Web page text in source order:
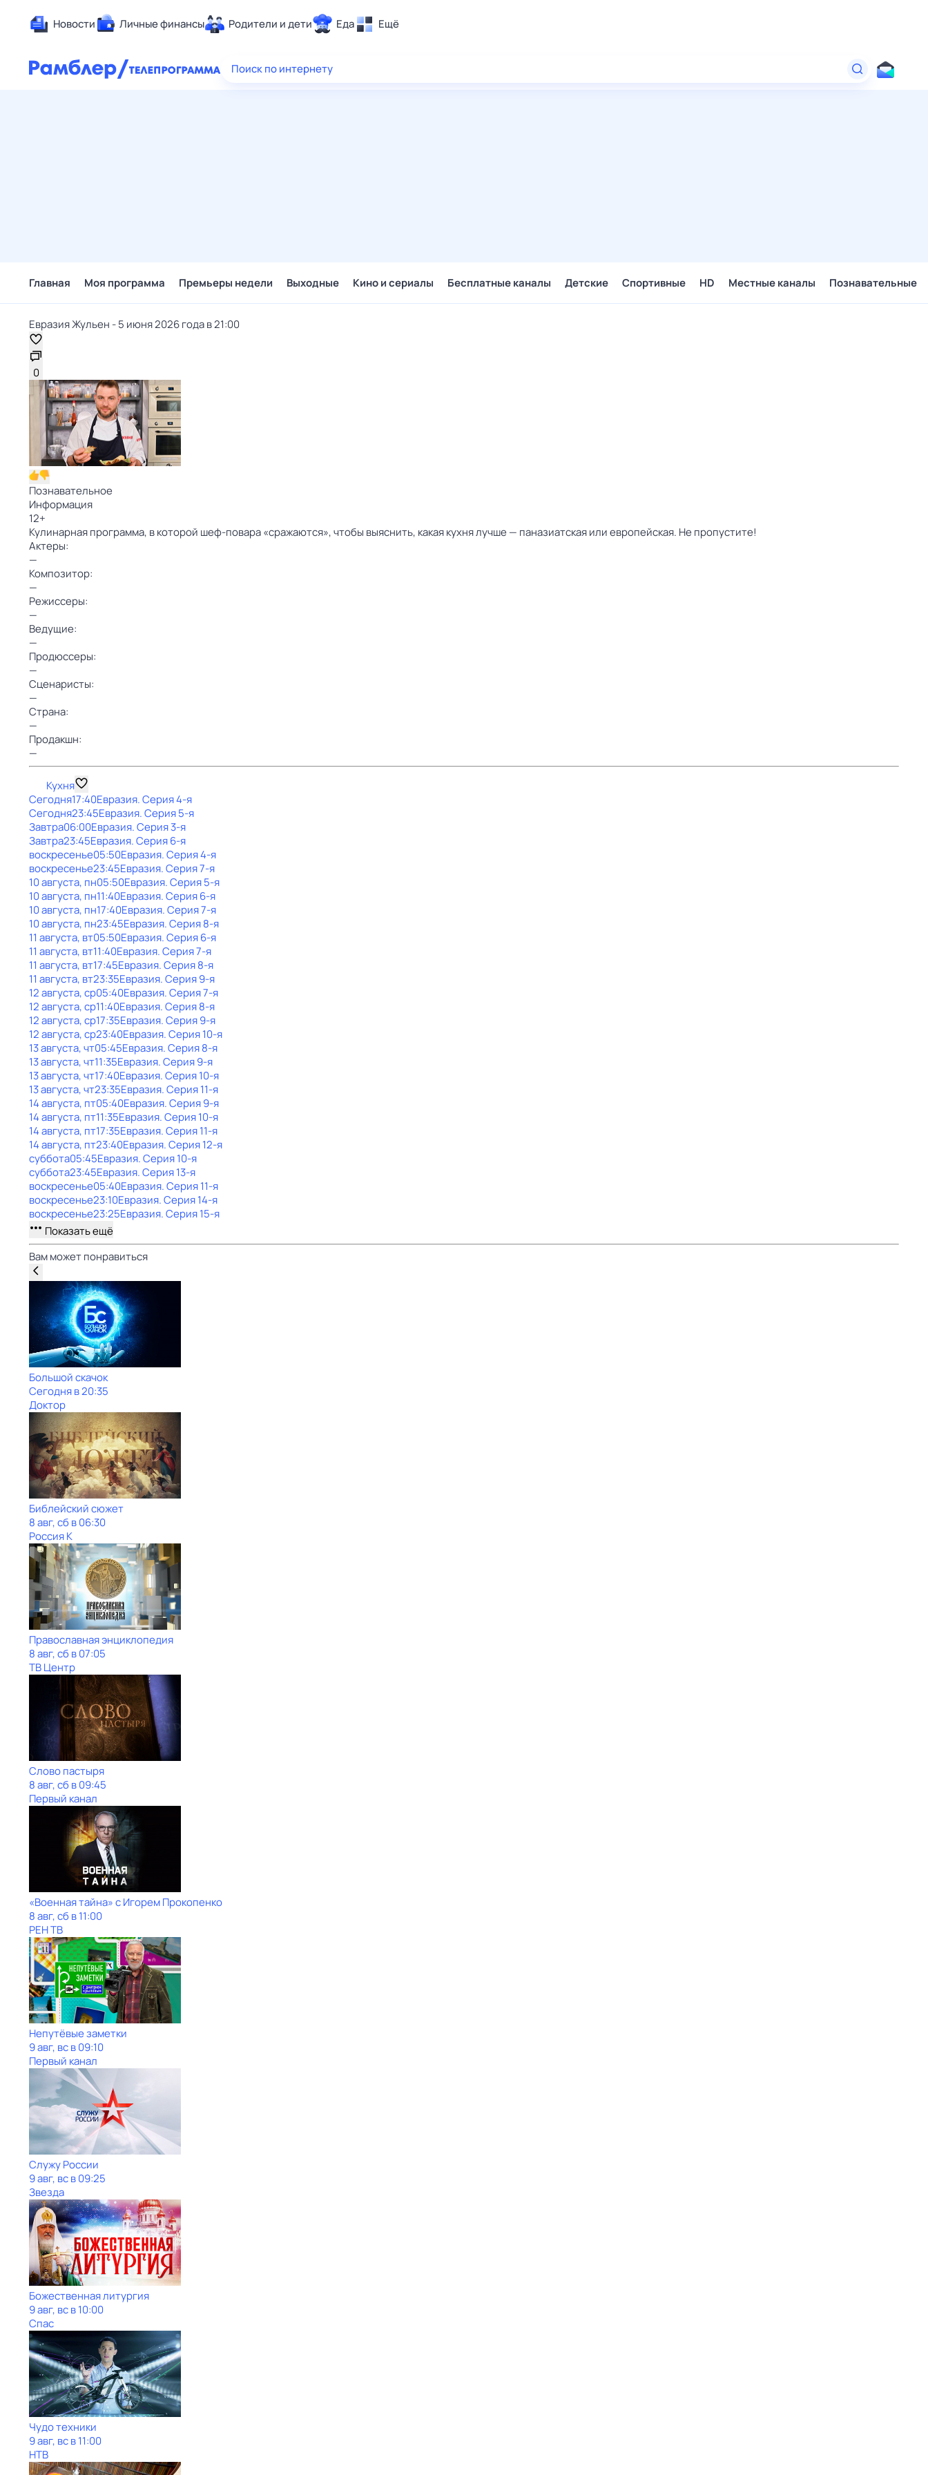
Новости Личные финансы Родители и дети Еда Ещё
Здоровье
Поиск по интернету
Главная Моя программа Премьеры недели Выходные Кино и сериалы Бесплатные каналы Детские Спортивные HD Местные каналы Познавательные
Евразия Жульен - 5 июня 2026 года в 21:00
0
Познавательное
Информация
12+
Кулинарная программа, в которой шеф-повара «сражаются», чтобы выяснить, какая кухня лучше — паназиатская или европейская. Не пропустите!
Актеры:
—
Композитор:
—
Режиссеры:
—
Ведущие:
—
Продюссеры:
—
Сценаристы:
—
Страна:
—
Продакшн:
—
Кухня
Сегодня17:40Евразия. Серия 4-я
Сегодня23:45Евразия. Серия 5-я
Завтра06:00Евразия. Серия 3-я
Завтра23:45Евразия. Серия 6-я
воскресенье05:50Евразия. Серия 4-я
воскресенье23:45Евразия. Серия 7-я
10 августа, пн05:50Евразия. Серия 5-я
10 августа, пн11:40Евразия. Серия 6-я
10 августа, пн17:40Евразия. Серия 7-я
10 августа, пн23:45Евразия. Серия 8-я
11 августа, вт05:50Евразия. Серия 6-я
11 августа, вт11:40Евразия. Серия 7-я
11 августа, вт17:45Евразия. Серия 8-я
11 августа, вт23:35Евразия. Серия 9-я
12 августа, ср05:40Евразия. Серия 7-я
12 августа, ср11:40Евразия. Серия 8-я
12 августа, ср17:35Евразия. Серия 9-я
12 августа, ср23:40Евразия. Серия 10-я
13 августа, чт05:45Евразия. Серия 8-я
13 августа, чт11:35Евразия. Серия 9-я
13 августа, чт17:40Евразия. Серия 10-я
13 августа, чт23:35Евразия. Серия 11-я
14 августа, пт05:40Евразия. Серия 9-я
14 августа, пт11:35Евразия. Серия 10-я
14 августа, пт17:35Евразия. Серия 11-я
14 августа, пт23:40Евразия. Серия 12-я
суббота05:45Евразия. Серия 10-я
суббота23:45Евразия. Серия 13-я
воскресенье05:40Евразия. Серия 11-я
воскресенье23:10Евразия. Серия 14-я
воскресенье23:25Евразия. Серия 15-я
Показать ещё
Вам может понравиться
Большой скачок
Сегодня в 20:35
Доктор
Библейский сюжет
8 авг, сб в 06:30
Россия К
Православная энциклопедия
8 авг, сб в 07:05
ТВ Центр
Слово пастыря
8 авг, сб в 09:45
Первый канал
«Военная тайна» с Игорем Прокопенко
8 авг, сб в 11:00
РЕН ТВ
Непутёвые заметки
9 авг, вс в 09:10
Первый канал
Служу Рoсcии
9 авг, вс в 09:25
Звезда
Божественная литургия
9 авг, вс в 10:00
Спас
Чудо техники
9 авг, вс в 11:00
НТВ